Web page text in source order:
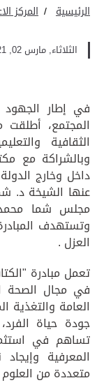
الرئيسية المركز
الثلاثاء, مارس 02, 2021
في إطار الجهود
المجتمع، أطلقت
الثقافية
وبالشراكة مع
داخل وخارج
عنها الشيخة د.
مجلس شما
وتستهدف
العزل .
تعمل مبادرة "
في مجال الصحة
العامة والتغذية
جودة حياة
تساهم في
المعرفية
متعددة من العلوم